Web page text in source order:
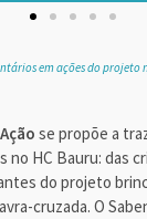
em ações do projeto
se propõe a
HC Bauru: das
do projeto
cruzada. O